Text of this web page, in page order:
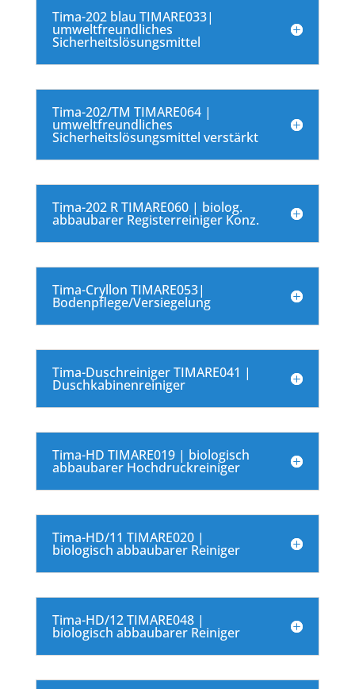
Tima-202 blau TIMARE033|
umweltfreundliches
Sicherheitslösungsmittel
Tima-202/TM TIMARE064 |
umweltfreundliches
Sicherheitslösungsmittel verstärkt
Tima-202 R TIMARE060 | biolog.
abbaubarer Registerreiniger Konz.
Tima-Cryllon TIMARE053|
Bodenpflege/Versiegelung
Tima-Duschreiniger TIMARE041 |
Duschkabinenreiniger
Tima-HD TIMARE019 | biologisch
abbaubarer Hochdruckreiniger
Tima-HD/11 TIMARE020 |
biologisch abbaubarer Reiniger
Tima-HD/12 TIMARE048 |
biologisch abbaubarer Reiniger